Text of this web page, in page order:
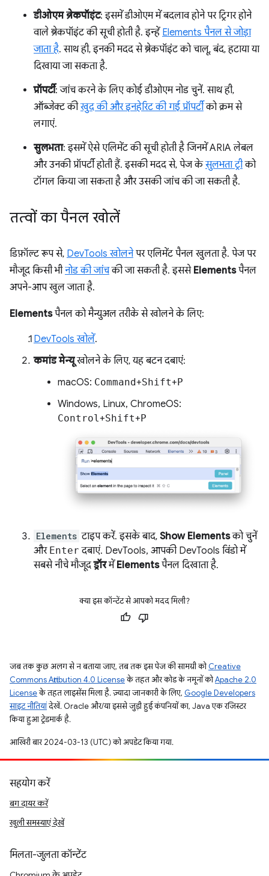
डीओएम ब्रेकपॉइंट: इसमें डीओएम में बदलाव होने पर ट्रिगर होने
वाले ब्रेकपॉइंट की सूची होती है. इन्हें Elements पैनल से जोड़ा
जाता है. साथ ही, इनकी मदद से ब्रेकपॉइंट को चालू, बंद, हटाया या
दिखाया जा सकता है.
प्रॉपर्टी: जांच करने के लिए कोई डीओएम नोड चुनें. साथ ही,
ऑब्जेक्ट कीखुद की और इनहेरिट की गई प्रॉपर्टीको क्रम से
लगाएं.
सुलभता: इसमें ऐसे एलिमेंट की सूची होती है जिनमें ARIA लेबल
और उनकी प्रॉपर्टी होती हैं. इसकी मदद से, पेज केसुलभता ट्रीको
टॉगल किया जा सकता है और उसकी जांच की जा सकती है.
तत्वों का पैनल खोलें
डिफ़ॉल्ट रूप से, DevTools खोलनेपर एलिमेंट पैनल खुलता है. पेज पर
मौजूद किसी भीनोड की जांचकी जा सकती है. इससे Elementsपैनल
अपने-आप खुल जाता है.
Elementsपैनल को मैन्युअल तरीके से खोलने के लिए:
DevTools खोलें.
कमांड मेन्यूखोलने के लिए, यह बटन दबाएं:
macOS: Command+Shift+P
Windows, Linux, ChromeOS:
Control+Shift+P
Elements टाइप करें. इसके बाद, Show Elementsको चुनें
और Enter दबाएं. DevTools, आपकी DevTools विंडो में
सबसे नीचे मौजूदड्रॉरमेंElementsपैनल दिखाता है.
क्या इस कॉन्टेंट से आपको मदद मिली?
जब तक कुछ अलग से न बताया जाए, तब तक इस पेज की सामग्री कोCreative
Commons Attribution 4.0 Licenseके तहत और कोड के नमूनों कोApache 2.0
Licenseके तहत लाइसेंस मिला है. ज़्यादा जानकारी के लिए, Google Developers
साइट नीतियांदेखें. Oracle और/या इससे जुड़ी हुई कंपनियों का, Java एक रजिस्टर
किया हुआ ट्रेडमार्क है.
आखिरी बार 2024-03-13 (UTC) को अपडेट किया गया.
सहयोग करें
बग दायर करें
खुली समस्याएं देखें
मिलता-जुलता कॉन्टेंट